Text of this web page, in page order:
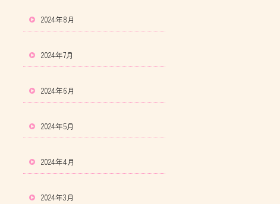
2024年8月
2024年7月
2024年6月
2024年5月
2024年4月
2024年3月